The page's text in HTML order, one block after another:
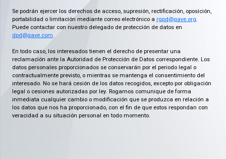
Se podrán ejercer los derechos de acceso, supresión, rectificación, oposición,
portabilidad o limitación mediante correo electrónico a rgpd@gave.org.
Puede contactar con nuestro delegado de protección de datos en
dpd@gave.com.
En todo caso, los interesados tienen el derecho de presentar una
reclamación ante la Autoridad de Protección de Datos correspondiente. Los
datos personales proporcionados se conservarán por el periodo legal o
contractualmente previsto, o mientras se mantenga el consentimiento del
interesado. No se hará cesión de los datos recogidos, excepto por obligación
legal o cesiones autorizadas por ley. Rogamos comunique de forma
inmediata cualquier cambio o modificación que se produzca en relación a
los datos que nos ha proporcionado, con el fin de que estos respondan con
veracidad a su situación personal en todo momento.